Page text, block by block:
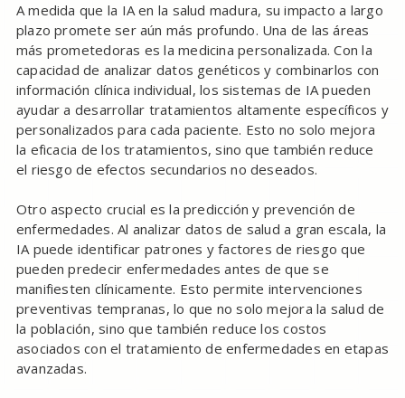
A medida que la IA en la salud madura, su impacto a largo
plazo promete ser aún más profundo. Una de las áreas
más prometedoras es la medicina personalizada. Con la
capacidad de analizar datos genéticos y combinarlos con
información clínica individual, los sistemas de IA pueden
ayudar a desarrollar tratamientos altamente específicos y
personalizados para cada paciente. Esto no solo mejora
la eficacia de los tratamientos, sino que también reduce
el riesgo de efectos secundarios no deseados.
Otro aspecto crucial es la predicción y prevención de
enfermedades. Al analizar datos de salud a gran escala, la
IA puede identificar patrones y factores de riesgo que
pueden predecir enfermedades antes de que se
manifiesten clínicamente. Esto permite intervenciones
preventivas tempranas, lo que no solo mejora la salud de
la población, sino que también reduce los costos
asociados con el tratamiento de enfermedades en etapas
avanzadas.